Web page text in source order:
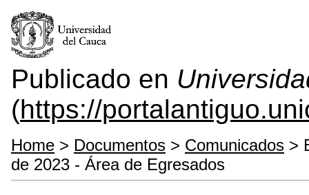
Publicado en
(https://
Home > Documentos > Comunicados >
de 2023 - Área de Egresados